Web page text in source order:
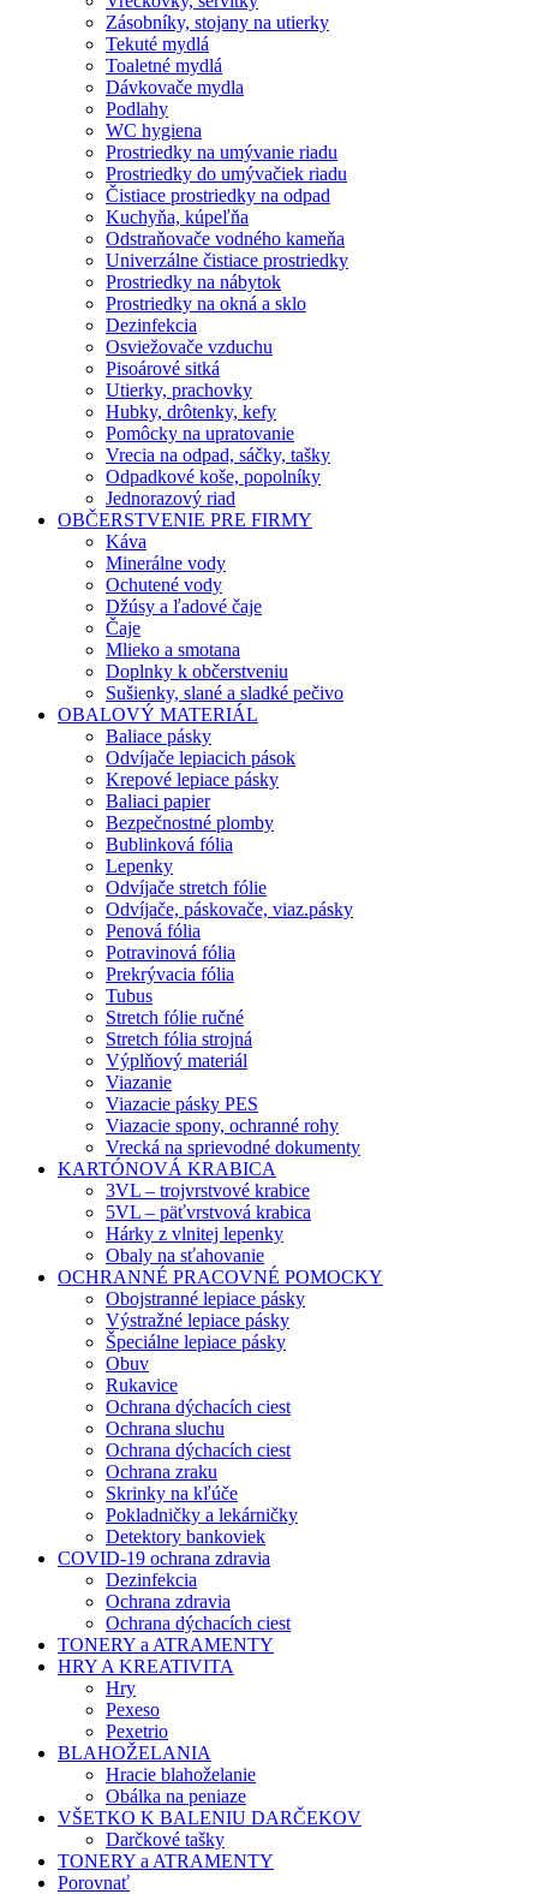
Zásobníky, stojany na utierky
Tekuté mydlá
Toaletné mydlá
Dávkovače mydla
Podlahy
WC hygiena
Prostriedky na umývanie riadu
Prostriedky do umývačiek riadu
Čistiace prostriedky na odpad
Kuchyňa, kúpeľňa
Odstraňovače vodného kameňa
Univerzálne čistiace prostriedky
Prostriedky na nábytok
Prostriedky na okná a sklo
Dezinfekcia
Osviežovače vzduchu
Pisoárové sitká
Utierky, prachovky
Hubky, drôtenky, kefy
Pomôcky na upratovanie
Vrecia na odpad, sáčky, tašky
Odpadkové koše, popolníky
Jednorazový riad
OBČERSTVENIE PRE FIRMY
Káva
Minerálne vody
Ochutené vody
Džúsy a ľadové čaje
Čaje
Mlieko a smotana
Doplnky k občerstveniu
Sušienky, slané a sladké pečivo
OBALOVÝ MATERIÁL
Baliace pásky
Odvíjače lepiacich pások
Krepové lepiace pásky
Baliaci papier
Bezpečnostné plomby
Bublinková fólia
Lepenky
Odvíjače stretch fólie
Odvíjače, páskovače, viaz.pásky
Penová fólia
Potravinová fólia
Prekrývacia fólia
Tubus
Stretch fólie ručné
Stretch fólia strojná
Výplňový materiál
Viazanie
Viazacie pásky PES
Viazacie spony, ochranné rohy
Vrecká na sprievodné dokumenty
KARTÓNOVÁ KRABICA
3VL – trojvrstvové krabice
5VL – päťvrstvová krabica
Hárky z vlnitej lepenky
Obaly na sťahovanie
OCHRANNÉ PRACOVNÉ POMOCKY
Obojstranné lepiace pásky
Výstražné lepiace pásky
Špeciálne lepiace pásky
Obuv
Rukavice
Ochrana dýchacích ciest
Ochrana sluchu
Ochrana dýchacích ciest
Ochrana zraku
Skrinky na kľúče
Pokladničky a lekárničky
Detektory bankoviek
COVID-19 ochrana zdravia
Dezinfekcia
Ochrana zdravia
Ochrana dýchacích ciest
TONERY a ATRAMENTY
HRY A KREATIVITA
Hry
Pexeso
Pexetrio
BLAHOŽELANIA
Hracie blahoželanie
Obálka na peniaze
VŠETKO K BALENIU DARČEKOV
Darčkové tašky
TONERY a ATRAMENTY
Porovnať